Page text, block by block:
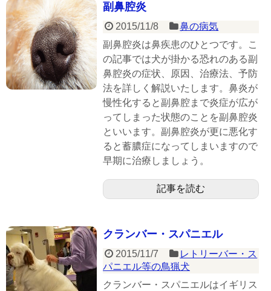
副鼻腔炎
2015/11/8
鼻の病気
副鼻腔炎は鼻疾患のひとつです。こ
の記事では犬が掛かる恐れのある副
鼻腔炎の症状、原因、治療法、予防
法を詳しく解説いたします。鼻炎が
慢性化すると副鼻腔まで炎症が広が
ってしまった状態のことを副鼻腔炎
といいます。副鼻腔炎が更に悪化す
ると蓄膿症になってしまいますので
早期に治療しましょう。
記事を読む
クランバー・スパニエル
2015/11/7
レトリーバー・ス
パニエル等の鳥猟犬
クランバー・スパニエルはイギリス